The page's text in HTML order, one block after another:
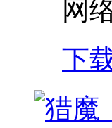
网
下